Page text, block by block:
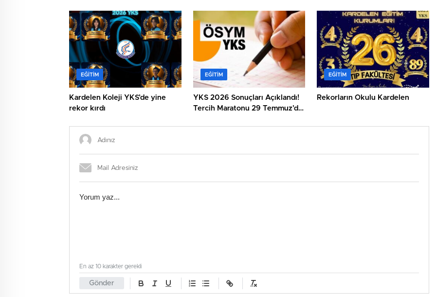
EĞITIM
Kardelen Koleji YKS’de yine
rekor kırdı
EĞITIM
YKS 2026 Sonuçları Açıklandı!
Tercih Maratonu 29 Temmuz’da
EĞITIM
Rekorların Okulu Kardelen
Gönder
En az 10 karakter gerekli